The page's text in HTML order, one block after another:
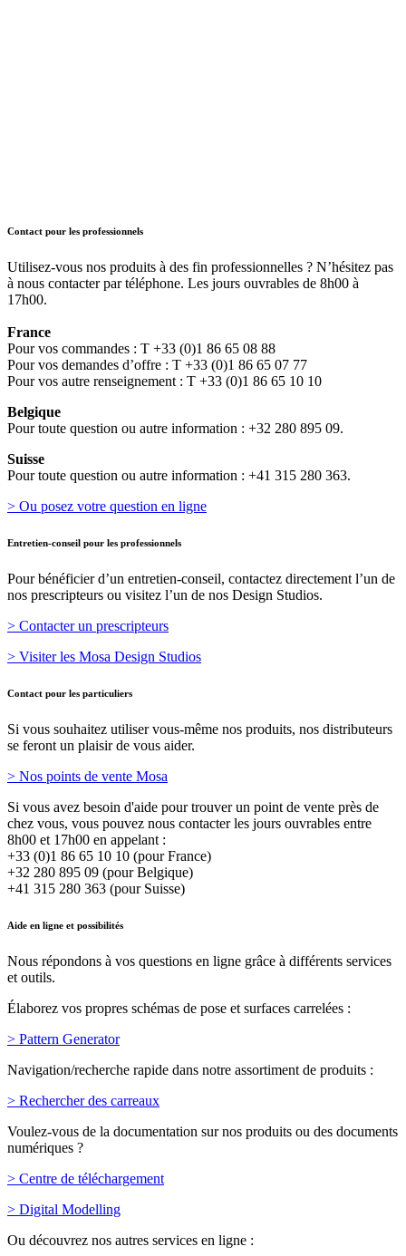
Contact pour les professionnels
Utilisez-vous nos produits à des fin professionnelles ? N’hésitez pas
à nous contacter par téléphone. Les jours ouvrables de 8h00 à
17h00.
France
Pour vos commandes : T +33 (0)1 86 65 08 88
Pour vos demandes d’offre : T +33 (0)1 86 65 07 77
Pour vos autre renseignement : T +33 (0)1 86 65 10 10
Belgique
Pour toute question ou autre information : +32 280 895 09.
Suisse
Pour toute question ou autre information : +41 315 280 363.
> Ou posez votre question en ligne
Entretien-conseil pour les professionnels
Pour bénéficier d’un entretien-conseil, contactez directement l’un de
nos prescripteurs ou visitez l’un de nos Design Studios.
> Contacter un prescripteurs
> Visiter les Mosa Design Studios
Contact pour les particuliers
Si vous souhaitez utiliser vous-même nos produits, nos distributeurs
se feront un plaisir de vous aider.
> Nos points de vente Mosa
Si vous avez besoin d'aide pour trouver un point de vente près de
chez vous, vous pouvez nous contacter les jours ouvrables entre
8h00 et 17h00 en appelant :
+33 (0)1 86 65 10 10 (pour France)
+32 280 895 09 (pour Belgique)
+41 315 280 363 (pour Suisse)
Aide en ligne et possibilités
Nous répondons à vos questions en ligne grâce à différents services
et outils.
Élaborez vos propres schémas de pose et surfaces carrelées :
> Pattern Generator
Navigation/recherche rapide dans notre assortiment de produits :
> Rechercher des carreaux
Voulez-vous de la documentation sur nos produits ou des documents
numériques ?
> Centre de téléchargement
> Digital Modelling
Ou découvrez nos autres services en ligne :